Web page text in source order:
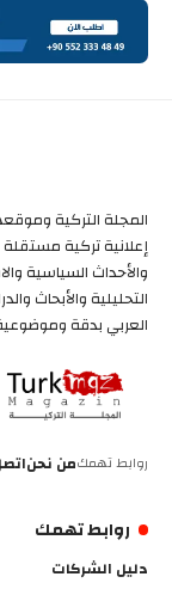
المجلة التركية
إعلانية تركية مستقلة
والأحداث السياسية
التحليلية والأبحاث
العربي بدقة
روابط تهمكمن نحن
روابط تهمك
دليل الشركات